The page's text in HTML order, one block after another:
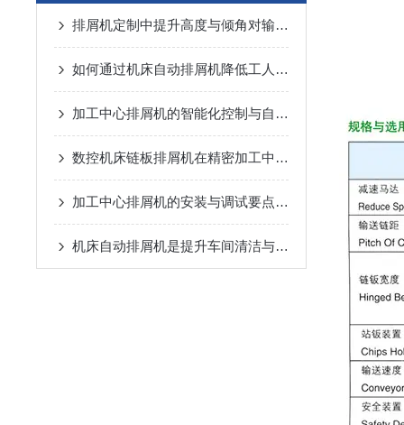
排屑机定制中提升高度与倾角对输送能力的动力学分析
如何通过机床自动排屑机降低工人劳动强度？
加工中心排屑机的智能化控制与自动化优势
数控机床链板排屑机在精密加工中的应用优势说明
加工中心排屑机的安装与调试要点说明
机床自动排屑机是提升车间清洁与效率的设备